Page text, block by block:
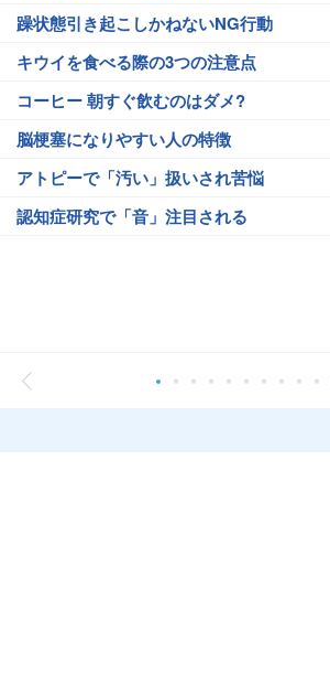
躁状態引き起こしかねないNG行動
キウイを食べる際の3つの注意点
コーヒー 朝すぐ飲むのはダメ?
脳梗塞になりやすい人の特徴
アトピーで「汚い」扱いされ苦悩
認知症研究で「音」注目される